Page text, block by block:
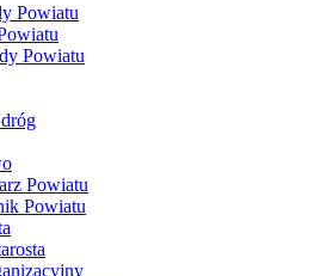
Powiatu
Powiatu
Powiatu
Powiatu